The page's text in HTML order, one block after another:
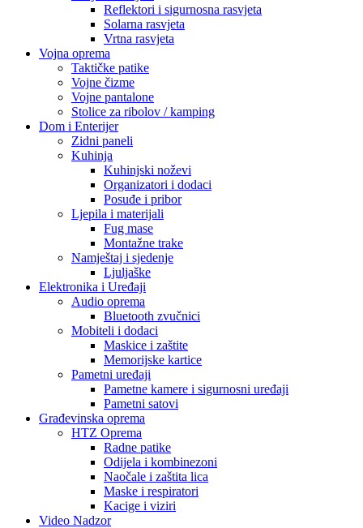
Reflektori i sigurnosna rasvjeta
Solarna rasvjeta
Vrtna rasvjeta
Vojna oprema
Taktičke patike
Vojne čizme
Vojne pantalone
Stolice za ribolov / kamping
Dom i Enterijer
Zidni paneli
Kuhinja
Kuhinjski noževi
Organizatori i dodaci
Posuđe i pribor
Ljepila i materijali
Fug mase
Montažne trake
Namještaj i sjedenje
Ljuljaške
Elektronika i Uređaji
Audio oprema
Bluetooth zvučnici
Mobiteli i dodaci
Maskice i zaštite
Memorijske kartice
Pametni uređaji
Pametne kamere i sigurnosni uređaji
Pametni satovi
Građevinska oprema
HTZ Oprema
Radne patike
Odijela i kombinezoni
Naočale i zaštita lica
Maske i respiratori
Kacige i viziri
Video Nadzor